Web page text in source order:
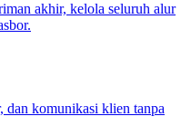
akhir, kelola seluruh alur
komunikasi klien tanpa